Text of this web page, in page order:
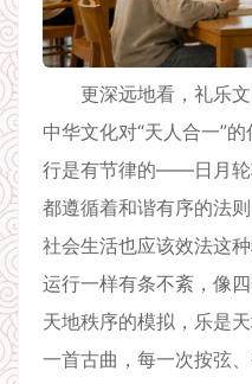
更深远地看，礼乐文
中华文化对“天人合一”
行是有节律的——日月轮
都遵循着和谐有序的法
社会生活也应该效法这
运行一样有条不紊，像
天地秩序的模拟，乐是
一首古曲，每一次按弦